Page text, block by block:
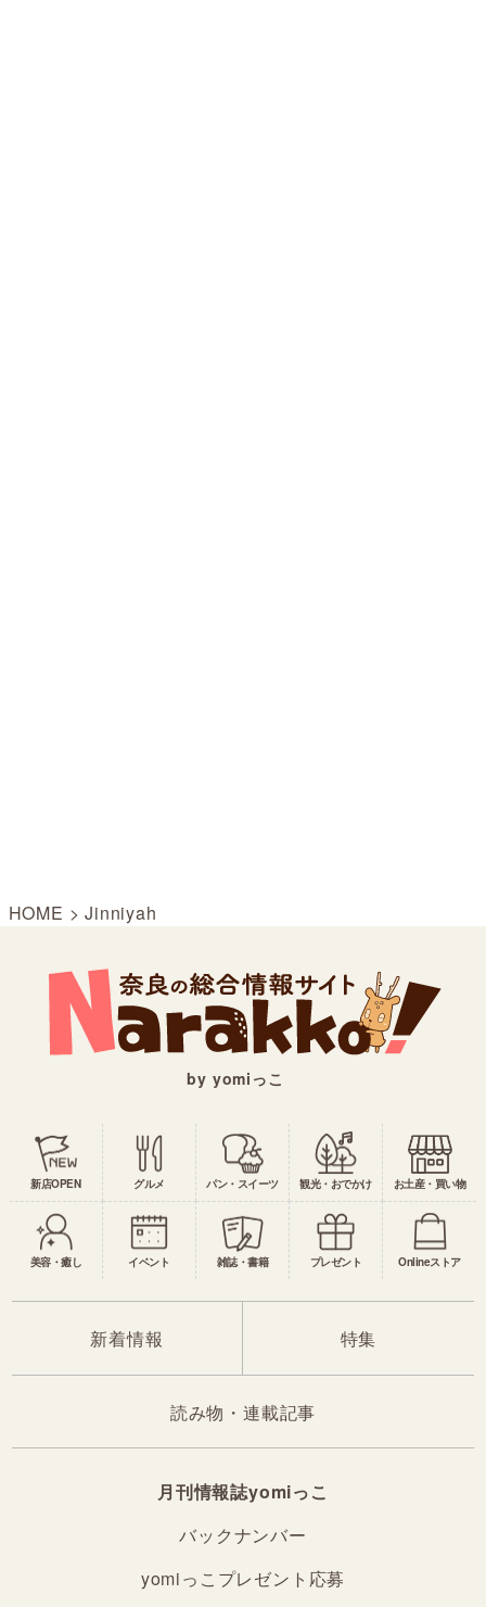
HOME >Jinniyah
by yomiっこ
新店OPEN グルメ パン・スイーツ 観光・おでかけ お土産・買い物
美容・癒し イベント 雑誌・書籍 プレゼント Onlineストア
新着情報 特集
読み物・連載記事
月刊情報誌yomiっこ
バックナンバー
yomiっこプレゼント応募